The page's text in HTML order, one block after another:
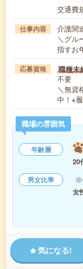
交通費
仕事内容
介護関
＼グル
指すお
応募資格 職種未
不要
＼無資
中！※
職場の雰囲気
年齢層
20
男女比率
女
気になる!